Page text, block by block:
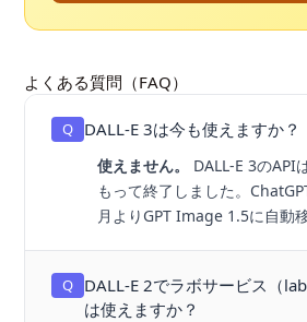
よくある質問（FAQ）
Q DALL-E 3は今も使えますか？
使えません。
DALL-E 3のAPI
もって終了しました。
月よりGPT Image 1.5に自動
Q
DALL-E 2でラボサービス（
は使えますか？